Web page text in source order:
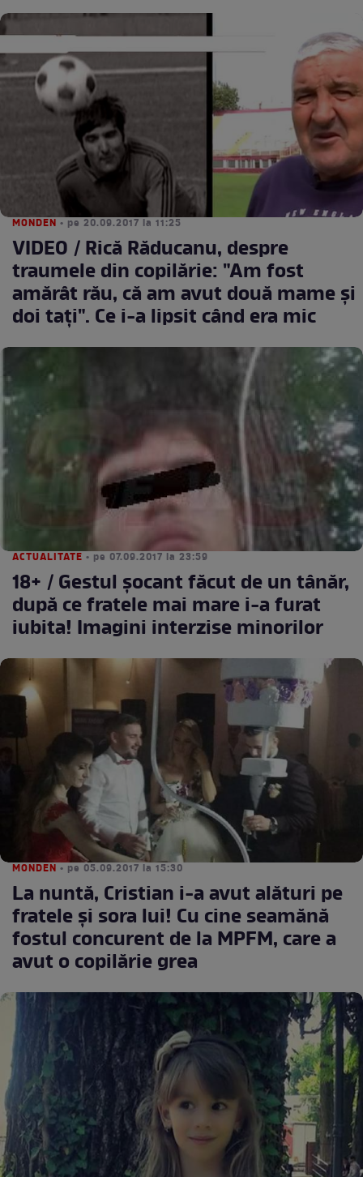
MONDEN • pe 20.09.2017 la 11:25
VIDEO / Rică Răducanu, despre
traumele din copilărie: "Am fost
amărât rău, că am avut două mame şi
doi taţi". Ce i-a lipsit când era mic
ACTUALITATE • pe 07.09.2017 la 23:59
18+ / Gestul şocant făcut de un tânăr,
după ce fratele mai mare i-a furat
iubita! Imagini interzise minorilor
MONDEN • pe 05.09.2017 la 15:30
La nuntă, Cristian i-a avut alături pe
fratele şi sora lui! Cu cine seamănă
fostul concurent de la MPFM, care a
avut o copilărie grea